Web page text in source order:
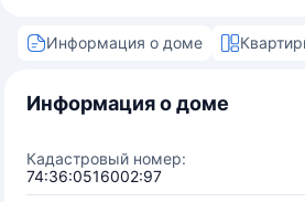
Информация о доме
Информация о доме
Кадастровый номер:
74:36:0516002:97